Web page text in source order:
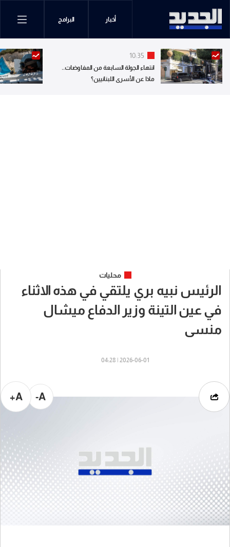
أخبار البرامج
10:35
انتهاء الجولة السابعة من المفاوضات..
ماذا عن الأسرى اللبنانيين؟
محليات
الرئيس نبيه بري يلتقي في هذه الاثناء
في عين التينة وزير الدفاع ميشال
منسى
2026-06-01 | 04:28
A-
A+